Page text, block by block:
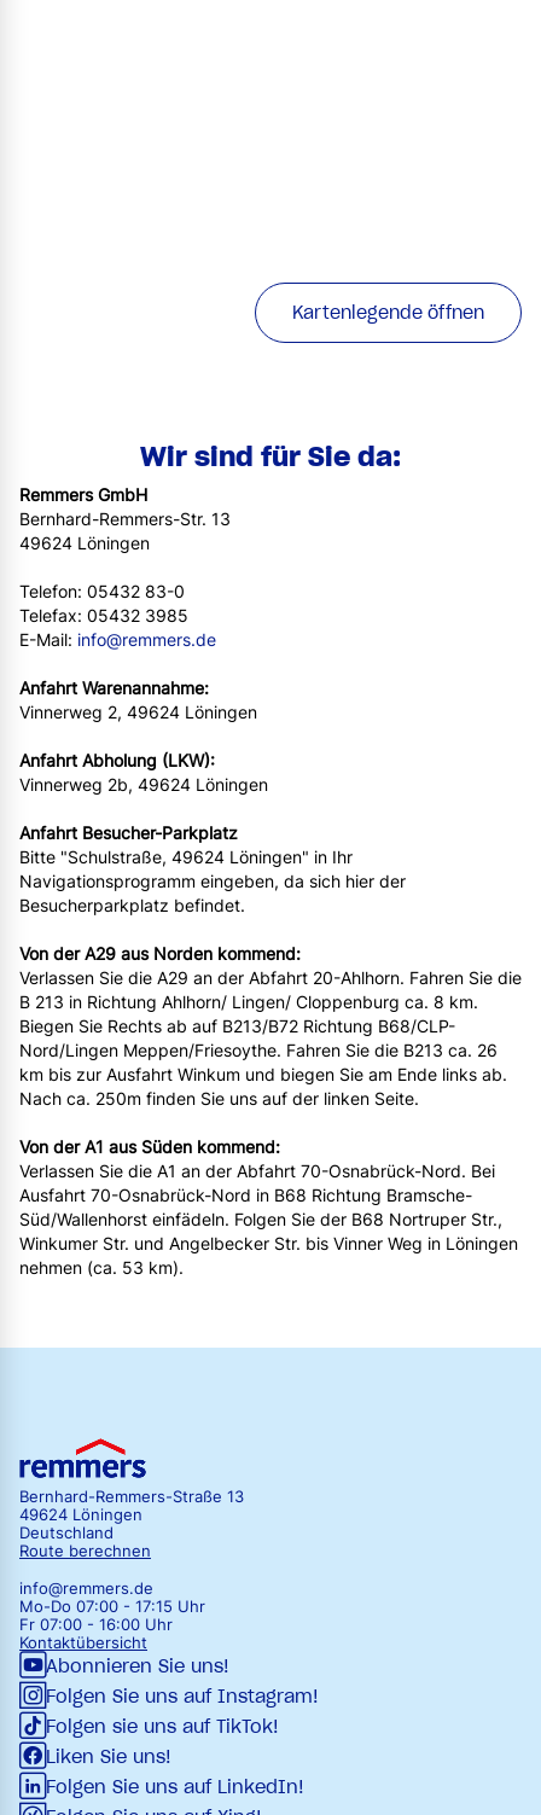
Kartenlegende öffnen
Wir sind für Sie da:
Remmers GmbH
Bernhard-Remmers-Str. 13
49624 Löningen
Telefon: 05432 83-0
Telefax: 05432 3985
E-Mail: info@remmers.de
Anfahrt Warenannahme:
Vinnerweg 2, 49624 Löningen
Anfahrt Abholung (LKW):
Vinnerweg 2b, 49624 Löningen
Anfahrt Besucher-Parkplatz
Bitte "Schulstraße, 49624 Löningen" in Ihr
Navigationsprogramm eingeben, da sich hier der
Besucherparkplatz befindet.
Von der A29 aus Norden kommend:
Verlassen Sie die A29 an der Abfahrt 20-Ahlhorn. Fahren Sie die
B 213 in Richtung Ahlhorn/ Lingen/ Cloppenburg ca. 8 km.
Biegen Sie Rechts ab auf B213/B72 Richtung B68/CLP-
Nord/Lingen Meppen/Friesoythe. Fahren Sie die B213 ca. 26
km bis zur Ausfahrt Winkum und biegen Sie am Ende links ab.
Nach ca. 250m finden Sie uns auf der linken Seite.
Von der A1 aus Süden kommend:
Verlassen Sie die A1 an der Abfahrt 70-Osnabrück-Nord. Bei
Ausfahrt 70-Osnabrück-Nord in B68 Richtung Bramsche-
Süd/Wallenhorst einfädeln. Folgen Sie der B68 Nortruper Str.,
Winkumer Str. und Angelbecker Str. bis Vinner Weg in Löningen
nehmen (ca. 53 km).
Bernhard-Remmers-Straße 13
49624 Löningen
Deutschland
Route berechnen
info@remmers.de
Mo-Do 07:00 - 17:15 Uhr
Fr 07:00 - 16:00 Uhr
Kontaktübersicht
Abonnieren Sie uns!
Folgen Sie uns auf Instagram!
Folgen sie uns auf TikTok!
Liken Sie uns!
Folgen Sie uns auf LinkedIn!